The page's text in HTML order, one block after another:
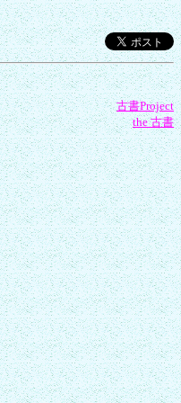
古書Project
the 古書